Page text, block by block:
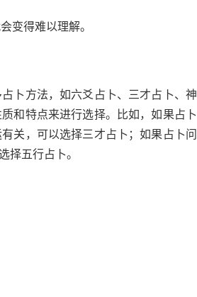
变得难以理解。
卜方法，如六爻占卜、三才占卜、神
和特点来进行选择。比如，如果占卜
关，可以选择三才占卜；如果占卜问
择五行占卜。